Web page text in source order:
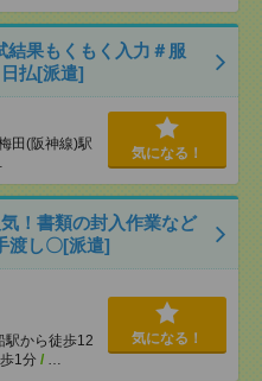
結果もくもく入力＃服
払[派遣]
田(阪神線)駅
気になる！
！書類の封入作業など
渡し〇[派遣]
駅から徒歩12
1分 / …
気になる！